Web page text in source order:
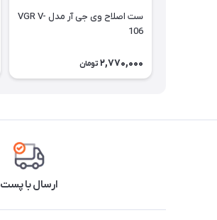
ست اصلاح وی جی آر مدل VGR V-
106
2,770,000 تومان
ارسال با پست